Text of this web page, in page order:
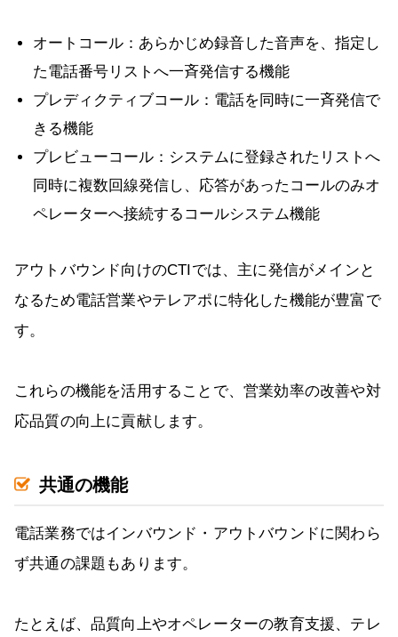
オートコール：あらかじめ録音した音声を、指定し
た電話番号リストへ一斉発信する機能
プレディクティブコール：電話を同時に一斉発信で
きる機能
プレビューコール：システムに登録されたリストへ
同時に複数回線発信し、応答があったコールのみオ
ペレーターへ接続するコールシステム機能
アウトバウンド向けのCTIでは、主に発信がメインと
なるため電話営業やテレアポに特化した機能が豊富で
す。
これらの機能を活用することで、営業効率の改善や対
応品質の向上に貢献します。
共通の機能
電話業務ではインバウンド・アウトバウンドに関わら
ず共通の課題もあります。
たとえば、品質向上やオペレーターの教育支援、テレ